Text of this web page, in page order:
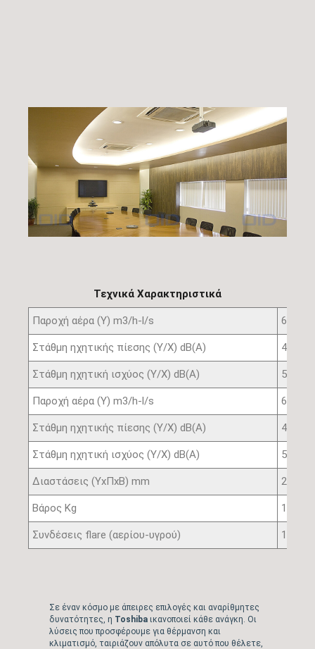
Σε έναν κόσμο με άπειρες επιλογές και αναρίθμητες
δυνατότητες, η Toshiba ικανοποιεί κάθε ανάγκη. Οι
λύσεις που προσφέρουμε για θέρμανση και
κλιματισμό, ταιριάζουν απόλυτα σε αυτό που θέλετε,
Τεχνικά Χαρακτηριστικά
Παροχή αέρα (Υ) m3/h-l/s 680/
Στάθμη ηχητικής πίεσης (Υ/Χ) dB(A) 41/31
Στάθμη ηχητική ισχύος (Υ/Χ) dB(A) 56/46
Παροχή αέρα (Υ) m3/h-l/s 680/
Στάθμη ηχητικής πίεσης (Υ/Χ) dB(A) 41/31
Στάθμη ηχητική ισχύος (Υ/Χ) dB(A) 56/46
Διαστάσεις (ΥxΠxB) mm
Bάρος Kg 15
Συνδέσεις flare (αερίου-υγρού) 1/2”-1/